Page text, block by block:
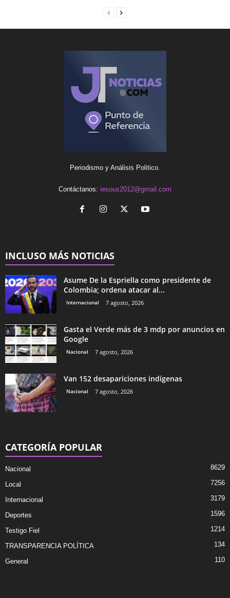
Periodismo y Análisis Politico.
Contáctanos: iesous2012@gmail.com
INCLUSO MÁS NOTICIAS
Asume De la Espriella como presidente de
Colombia; ordena atacar al...
Internacional 7 agosto, 2026
Gasta el Verde más de 3 mdp por anuncios en
Google
Nacional 7 agosto, 2026
Van 152 desapariciones indígenas
Nacional 7 agosto, 2026
CATEGORÍA POPULAR
Nacional 8629
Local 7256
Internacional 3179
Deportes 1596
Testigo Fiel 1214
TRANSPARENCIA POLÍTICA 134
General 110